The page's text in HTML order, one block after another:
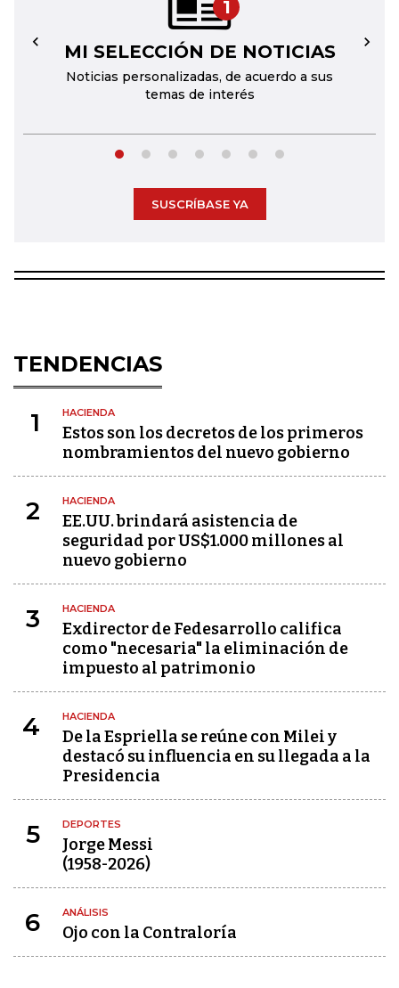
1
MI SELECCIÓN DE NOTICIAS
Noticias personalizadas, de acuerdo a sus
temas de interés
← →
SUSCRÍBASE YA
TENDENCIAS
1 HACIENDA
Estos son los decretos de los primeros
nombramientos del nuevo gobierno
2 HACIENDA
EE.UU. brindará asistencia de
seguridad por US$1.000 millones al
nuevo gobierno
3 HACIENDA
Exdirector de Fedesarrollo califica
como "necesaria" la eliminación de
impuesto al patrimonio
4 HACIENDA
De la Espriella se reúne con Milei y
destacó su influencia en su llegada a la
Presidencia
5 DEPORTES
Jorge Messi
(1958-2026)
6 ANÁLISIS
Ojo con la Contraloría